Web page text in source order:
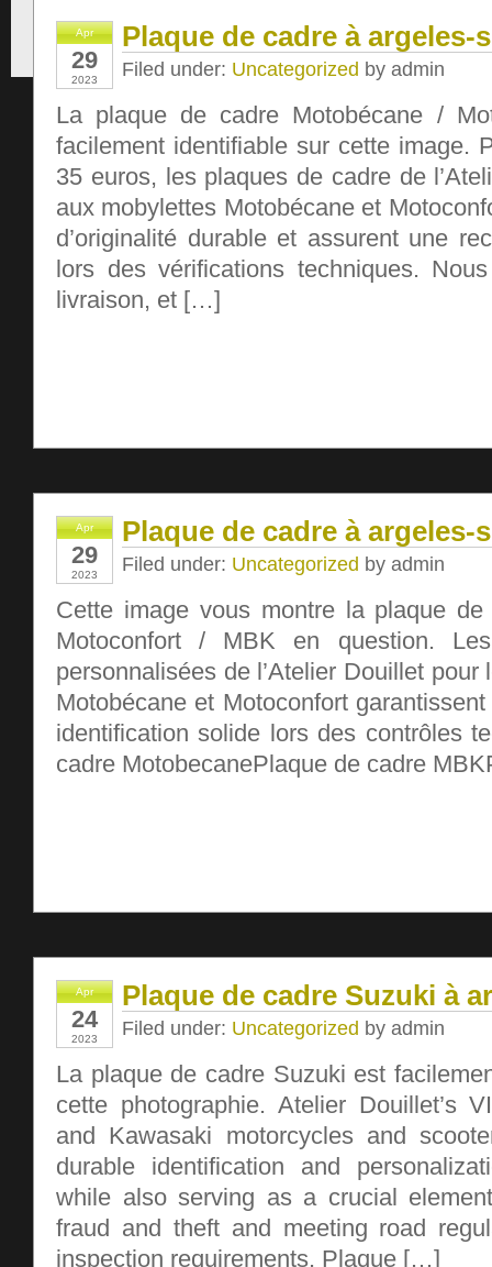
Apr
29
2023
Plaque de cadre à argeles-
Filed under: Uncategorized by admin
La plaque de cadre Motobécane /
facilement identifiable sur cette image.
35 euros, les plaques de cadre de
aux mobylettes Motobécane et
d’originalité durable et assurent une
lors des vérifications techniques.
livraison, et […]
Apr
29
2023
Plaque de cadre à argeles-
Filed under: Uncategorized by admin
Cette image vous montre la plaque
Motoconfort / MBK en question.
personnalisées de l’Atelier Douillet
Motobécane et Motoconfort
identification solide lors des contrôles
cadre MotobecanePlaque de cadre
Apr
24
2023
Plaque de cadre Suzuki à
Filed under: Uncategorized by admin
La plaque de cadre Suzuki est
cette photographie. Atelier Douillet’s
and Kawasaki motorcycles and
durable identification and
while also serving as a crucial
fraud and theft and meeting road
inspection requirements. Plaque […]